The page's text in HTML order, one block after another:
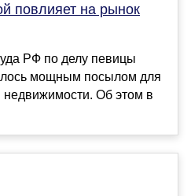
повлияет на рынок
РФ по делу певицы
мощным посылом для
недвижимости. Об этом в